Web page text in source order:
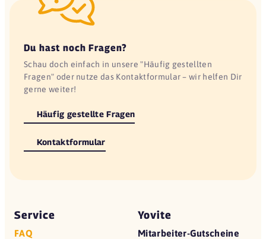
Du hast noch Fragen?
Schau doch einfach in unsere "Häufig gestellten
Fragen" oder nutze das Kontaktformular – wir helfen Dir
gerne weiter!
Häufig gestellte Fragen
Kontaktformular
Service
FAQ
Yovite
Mitarbeiter-Gutscheine